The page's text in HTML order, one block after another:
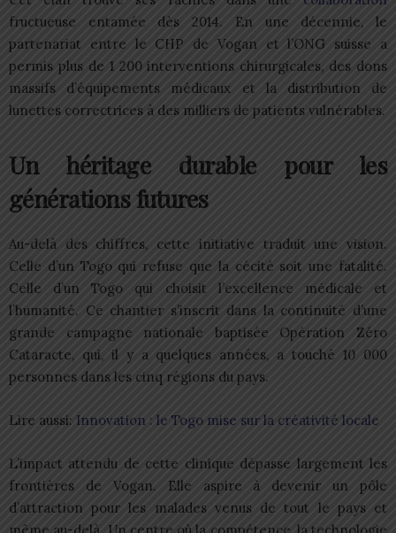
fructueuse entamée dès 2014. En une décennie, le
partenariat entre le CHP de Vogan et l’ONG suisse a
permis plus de 1 200 interventions chirurgicales, des dons
massifs d’équipements médicaux et la distribution de
lunettes correctrices à des milliers de patients vulnérables.
Un héritage durable pour les
générations futures
Au-delà des chiffres, cette initiative traduit une vision.
Celle d’un Togo qui refuse que la cécité soit une fatalité.
Celle d’un Togo qui choisit l’excellence médicale et
l’humanité. Ce chantier s’inscrit dans la continuité d’une
grande campagne nationale baptisée Opération Zéro
Cataracte, qui, il y a quelques années, a touché 10 000
personnes dans les cinq régions du pays.
Lire aussi: Innovation : le Togo mise sur la créativité locale
L’impact attendu de cette clinique dépasse largement les
frontières de Vogan. Elle aspire à devenir un pôle
d’attraction pour les malades venus de tout le pays et